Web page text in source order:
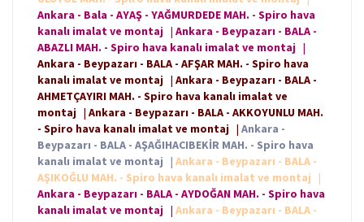
Ankara - Bala - AYAŞ - YAĞMURDEDE MAH. - Spiro hava
kanalı imalat ve montaj | Ankara - Beypazarı - BALA -
ABAZLI MAH. - Spiro hava kanalı imalat ve montaj |
Ankara - Beypazarı - BALA - AFŞAR MAH. - Spiro hava
kanalı imalat ve montaj | Ankara - Beypazarı - BALA -
AHMETÇAYIRI MAH. - Spiro hava kanalı imalat ve
montaj | Ankara - Beypazarı - BALA - AKKOYUNLU MAH.
- Spiro hava kanalı imalat ve montaj | Ankara -
Beypazarı - BALA - AŞAĞIHACIBEKİR MAH. - Spiro hava
kanalı imalat ve montaj | Ankara - Beypazarı - BALA -
AŞIKOĞLU MAH. - Spiro hava kanalı imalat ve montaj
|
Ankara - Beypazarı - BALA - AYDOĞAN MAH. - Spiro hava
kanalı imalat ve montaj | Ankara - Beypazarı - BALA -